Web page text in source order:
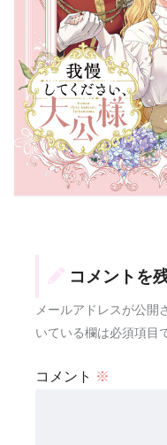
コメントを
メールアドレスが公開
いている欄は必須項目
コメント ※